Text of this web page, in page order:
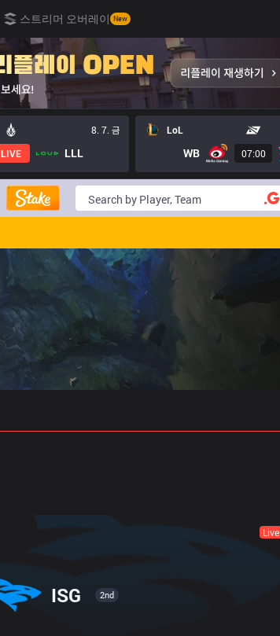
스트리머 오버레이 New
8. 7. 금
LIVE LLL
LoL
WB 07:00
Live
ISG 2nd